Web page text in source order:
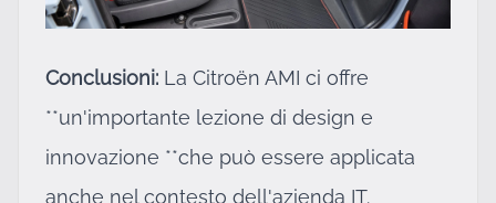
Conclusioni: La Citroën AMI ci offre
**un'importante lezione di design e
innovazione **che può essere applicata
anche nel contesto dell'azienda IT.